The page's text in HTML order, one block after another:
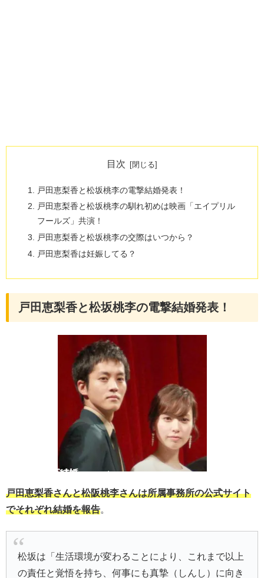
目次
戸田恵梨香と松坂桃李の電撃結婚発表！
戸田恵梨香と松坂桃李の馴れ初めは映画「エイプリル
フールズ」共演！
戸田恵梨香と松坂桃李の交際はいつから？
戸田恵梨香は妊娠してる？
戸田恵梨香と松坂桃李の電撃結婚発表！
戸田恵梨香さんと松阪桃李さんは所属事務所の公式サイト
でそれぞれ結婚を報告。
松坂は「生活環境が変わることにより、これまで以上
の責任と覚悟を持ち、何事にも真摯（しんし）に向き